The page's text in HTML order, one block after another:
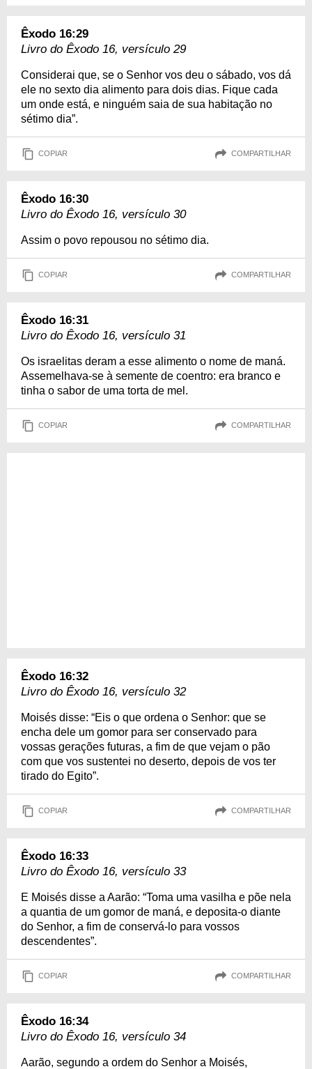
Êxodo 16:29
Livro do Êxodo 16, versículo 29
Considerai que, se o Senhor vos deu o sábado, vos dá
ele no sexto dia alimento para dois dias. Fique cada
um onde está, e ninguém saia de sua habitação no
sétimo dia”.
COPIAR COMPARTILHAR
Êxodo 16:30
Livro do Êxodo 16, versículo 30
Assim o povo repousou no sétimo dia.
COPIAR COMPARTILHAR
Êxodo 16:31
Livro do Êxodo 16, versículo 31
Os israelitas deram a esse alimento o nome de maná.
Assemelhava-se à semente de coentro: era branco e
tinha o sabor de uma torta de mel.
COPIAR COMPARTILHAR
Êxodo 16:32
Livro do Êxodo 16, versículo 32
Moisés disse: “Eis o que ordena o Senhor: que se
encha dele um gomor para ser conservado para
vossas gerações futuras, a fim de que vejam o pão
com que vos sustentei no deserto, depois de vos ter
tirado do Egito”.
COPIAR COMPARTILHAR
Êxodo 16:33
Livro do Êxodo 16, versículo 33
E Moisés disse a Aarão: “Toma uma vasilha e põe nela
a quantia de um gomor de maná, e deposita-o diante
do Senhor, a fim de conservá-lo para vossos
descendentes”.
COPIAR COMPARTILHAR
Êxodo 16:34
Livro do Êxodo 16, versículo 34
Aarão, segundo a ordem do Senhor a Moisés,